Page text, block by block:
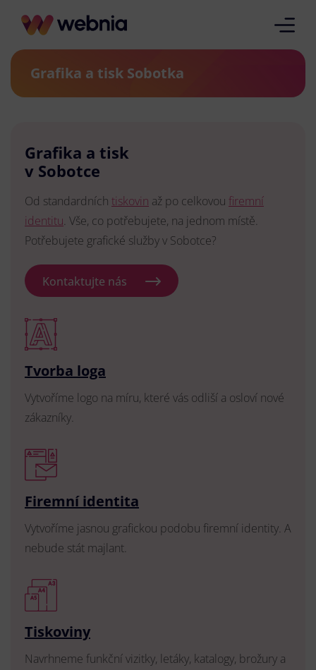
Grafika a tisk Sobotka
Grafika a tisk
v Sobotce
Od standardních tiskovin až po celkovou firemní
identitu. Vše, co potřebujete, na jednom místě.
Potřebujete grafické služby v Sobotce?
Kontaktujte nás
Tvorba loga
Vytvoříme logo na míru, které vás odliší a osloví nové
zákazníky.
Firemní identita
Vytvoříme jasnou grafickou podobu firemní identity. A
nebude stát majlant.
Tiskoviny
Navrhneme funkční vizitky, letáky, katalogy, brožury a